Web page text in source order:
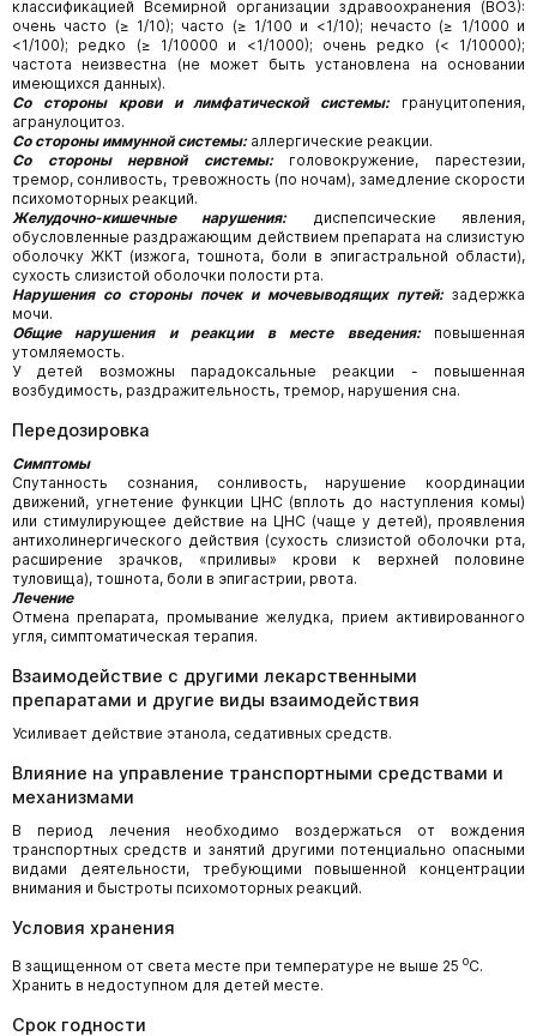
классификацией Всемирной организации здравоохранения (ВОЗ):
очень часто (≥ 1/10); часто (≥ 1/100 и <1/10); нечасто (≥ 1/1000 и
<1/100); редко (≥ 1/10000 и <1/1000); очень редко (< 1/10000);
частота неизвестна (не может быть установлена на основании
имеющихся данных).
Со стороны крови и лимфатической системы:грануцитопения,
агранулоцитоз.
Со стороны иммунной системы: аллергические реакции.
Со стороны нервной системы:головокружение, парестезии,
тремор, сонливость, тре­вожность (по ночам), замедление скорости
психомоторных реакций.
Желудочно-кишечные нарушения:диспепсические явления,
обусловленные раздражаю­щим действием препарата на слизистую
оболочку ЖКТ (изжога, тошнота, боли в эпига­стральной области),
сухость слизистой оболочки полости рта.
Нарушения со стороны почек и мочевыводящих путей: задержка
мочи.
Общие нарушения и реакции в месте введения:повышенная
утомляемость.
У детей возможны парадоксальные реакции - повышенная
возбудимость, раздражительность, тремор, нарушения сна.
Передозировка
Симптомы
Спутанность сознания, сонливость, нарушение координации
движений, угнетение функ­ции ЦНС (вплоть до наступления комы)
или стимулирующее действие на ЦНС (чаще у детей), проявления
антихолинергического действия (сухость слизистой оболочки рта,
расширение зрачков, «приливы» крови к верхней половине
туловища), тошнота, боли в эпигастрии, рвота.
Лечение
Отмена препарата, промывание желудка, прием активированного
угля, симптоматическая терапия.
Взаимодействие с другими лекарственными
препаратами и другие виды взаимодействия
Усиливает действие этанола, седативных средств.
Влияние на управление транспортными средствами и
механизмами
В период лечения необходимо воздержаться от вождения
транспортных средств и занятий другими потенциально опасными
видами деятельности, требующими повышенной кон­центрации
внимания и быстроты психомоторных реакций.
Условия хранения
В защищенном от света месте при температуре не выше 25 оС.
Хранить в недоступном для детей месте.
Срок годности